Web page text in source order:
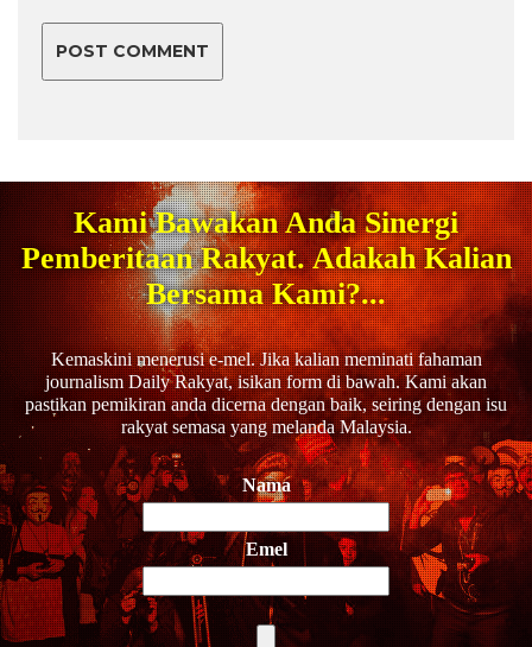
Kami Bawakan Anda Sinergi
Pemberitaan Rakyat. Adakah Kalian
Bersama Kami?...
Kemaskini menerusi e-mel. Jika kalian meminati fahaman
journalism Daily Rakyat, isikan form di bawah. Kami akan
pastikan pemikiran anda dicerna dengan baik, seiring dengan isu
rakyat semasa yang melanda Malaysia.
Nama
Emel